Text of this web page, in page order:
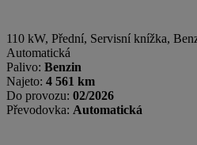
110 kW, Přední, Servisní knížka,
Automatická
Palivo: Benzin
Najeto: 4 561 km
Do provozu: 02/2026
Převodovka: Automatická